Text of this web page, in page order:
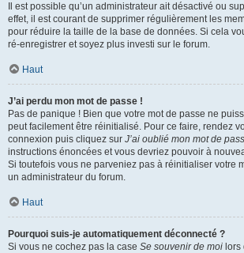
Il est possible qu’un administrateur ait désactivé ou
effet, il est courant de supprimer régulièrement les
pour réduire la taille de la base de données. Si cela
ré-enregistrer et soyez plus investi sur le forum.
Haut
J’ai perdu mon mot de passe !
Pas de panique ! Bien que votre mot de passe ne
peut facilement être réinitialisé. Pour ce faire, rendez
connexion puis cliquez sur J’ai oublié mon mot de
instructions énoncées et vous devriez pouvoir à
Si toutefois vous ne parveniez pas à réinitialiser votre
un administrateur du forum.
Haut
Pourquoi suis-je automatiquement déconnecté ?
Si vous ne cochez pas la case Se souvenir de moi